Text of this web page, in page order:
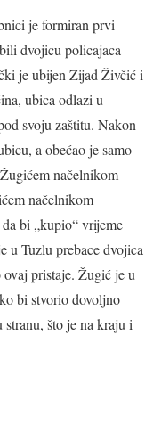
je formiran prvi
dvojicu policajaca
je ubijen Zijad Živčić i
ubica odlazi u
svoju zaštitu. Nakon
a obećao je samo
načelnikom
načelnikom
bi „kupio“ vrijeme
u Tuzlu prebace dvojica
pristaje. Žugić je u
bi stvorio dovoljno
što je na kraju i